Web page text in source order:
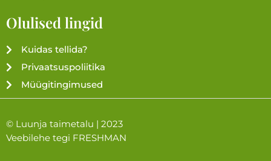
Olulised lingid
Kuidas tellida?
Privaatsuspoliitika
Müügitingimused
© Luunja taimetalu | 2023
Veebilehe tegi FRESHMAN